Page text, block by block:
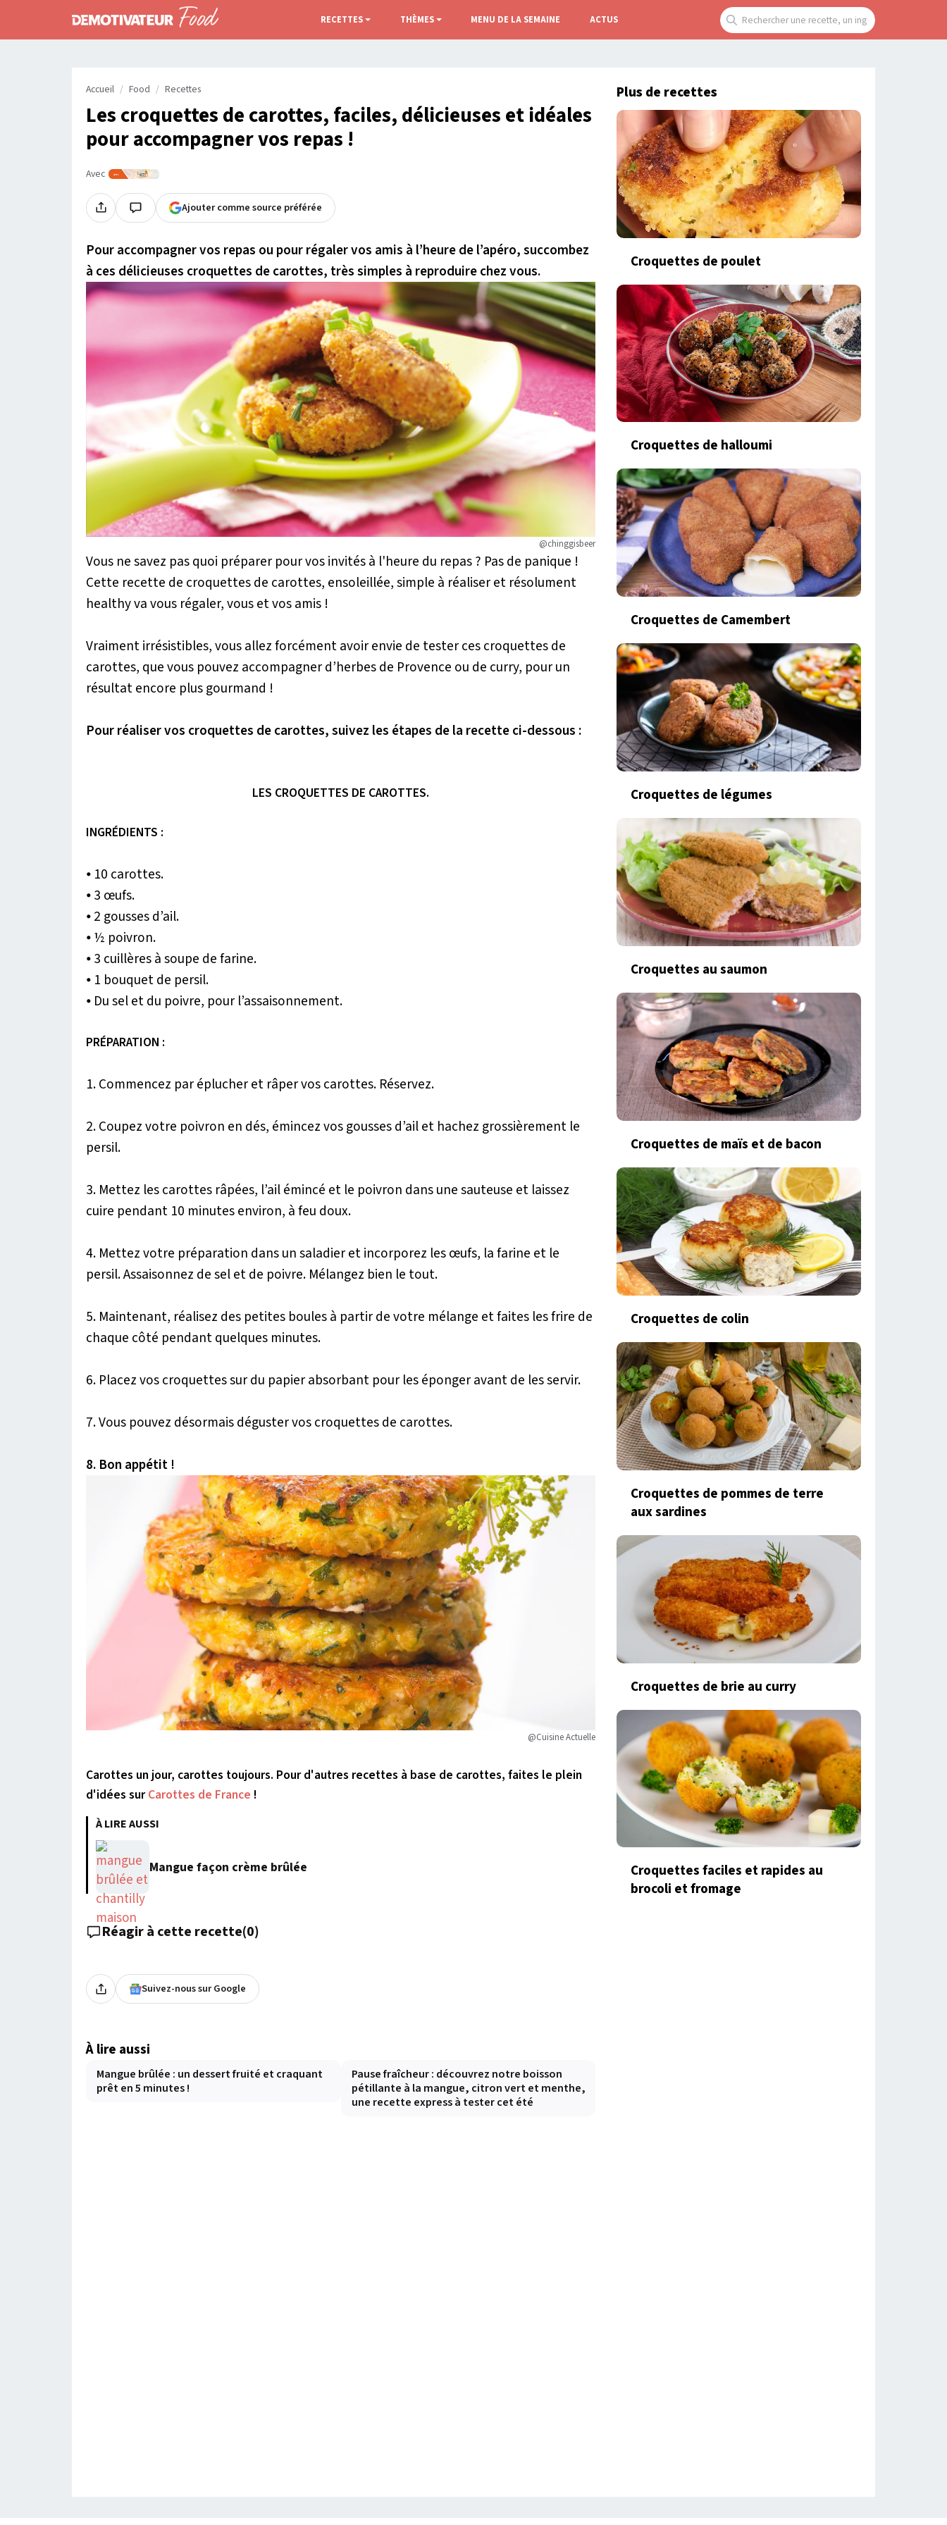
RECETTES THÈMES MENU DE LA SEMAINE ACTUS
Accueil Food Recettes
Les croquettes de carottes, faciles, délicieuses et idéales
pour accompagner vos repas !
Avec
Ajouter comme source préférée
Pour accompagner vos repas ou pour régaler vos amis à l’heure de l’apéro, succombez
à ces délicieuses croquettes de carottes, très simples à reproduire chez vous.
@chinggisbeer
Vous ne savez pas quoi préparer pour vos invités à l'heure du repas ? Pas de panique !
Cette recette de croquettes de carottes, ensoleillée, simple à réaliser et résolument
healthy va vous régaler, vous et vos amis !
Vraiment irrésistibles, vous allez forcément avoir envie de tester ces croquettes de
carottes, que vous pouvez accompagner d’herbes de Provence ou de curry, pour un
résultat encore plus gourmand !
Pour réaliser vos croquettes de carottes, suivez les étapes de la recette ci-dessous :
LES CROQUETTES DE CAROTTES.
INGRÉDIENTS :
⦁ 10 carottes.
⦁ 3 œufs.
⦁ 2 gousses d’ail.
⦁ ½ poivron.
⦁ 3 cuillères à soupe de farine.
⦁ 1 bouquet de persil.
⦁ Du sel et du poivre, pour l’assaisonnement.
PRÉPARATION :
1. Commencez par éplucher et râper vos carottes. Réservez.
2. Coupez votre poivron en dés, émincez vos gousses d’ail et hachez grossièrement le
persil.
3. Mettez les carottes râpées, l’ail émincé et le poivron dans une sauteuse et laissez
cuire pendant 10 minutes environ, à feu doux.
4. Mettez votre préparation dans un saladier et incorporez les œufs, la farine et le
persil. Assaisonnez de sel et de poivre. Mélangez bien le tout.
5. Maintenant, réalisez des petites boules à partir de votre mélange et faites les frire de
chaque côté pendant quelques minutes.
6. Placez vos croquettes sur du papier absorbant pour les éponger avant de les servir.
7. Vous pouvez désormais déguster vos croquettes de carottes.
8. Bon appétit !
@Cuisine Actuelle
Carottes un jour, carottes toujours. Pour d'autres recettes à base de carottes, faites le plein
d'idées surCarottes de France !
À LIRE AUSSI
Mangue façon crème brûlée
Réagir à cette recette(0)
Suivez-nous sur Google
À lire aussi
Mangue brûlée : un dessert fruité et craquant
prêt en 5 minutes !
Pause fraîcheur : découvrez notre boisson
pétillante à la mangue, citron vert et menthe,
une recette express à tester cet été
Plus de recettes
Croquettes de poulet
Croquettes de halloumi
Croquettes de Camembert
Croquettes de légumes
Croquettes au saumon
Croquettes de maïs et de bacon
Croquettes de colin
Croquettes de pommes de terre
aux sardines
Croquettes de brie au curry
Croquettes faciles et rapides au
brocoli et fromage